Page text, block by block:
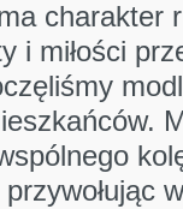
charakter
i miłości